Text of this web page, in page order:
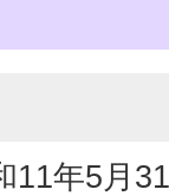
11年5月